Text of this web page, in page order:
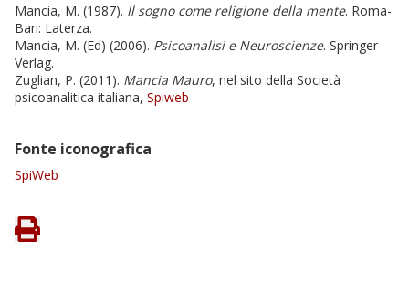
Mancia, M. (1987). Il sogno come religione della mente. Roma-
Bari: Laterza.
Mancia, M. (Ed) (2006). Psicoanalisi e Neuroscienze. Springer-
Verlag.
Zuglian, P. (2011). Mancia Mauro, nel sito della Società
psicoanalitica italiana, Spiweb
Fonte iconografica
SpiWeb